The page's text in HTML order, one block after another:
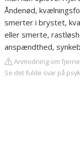
Åndenød,
smerter i brystet,
eller smerte,
anspændthed,
Anmodning om
Se det fulde svar på